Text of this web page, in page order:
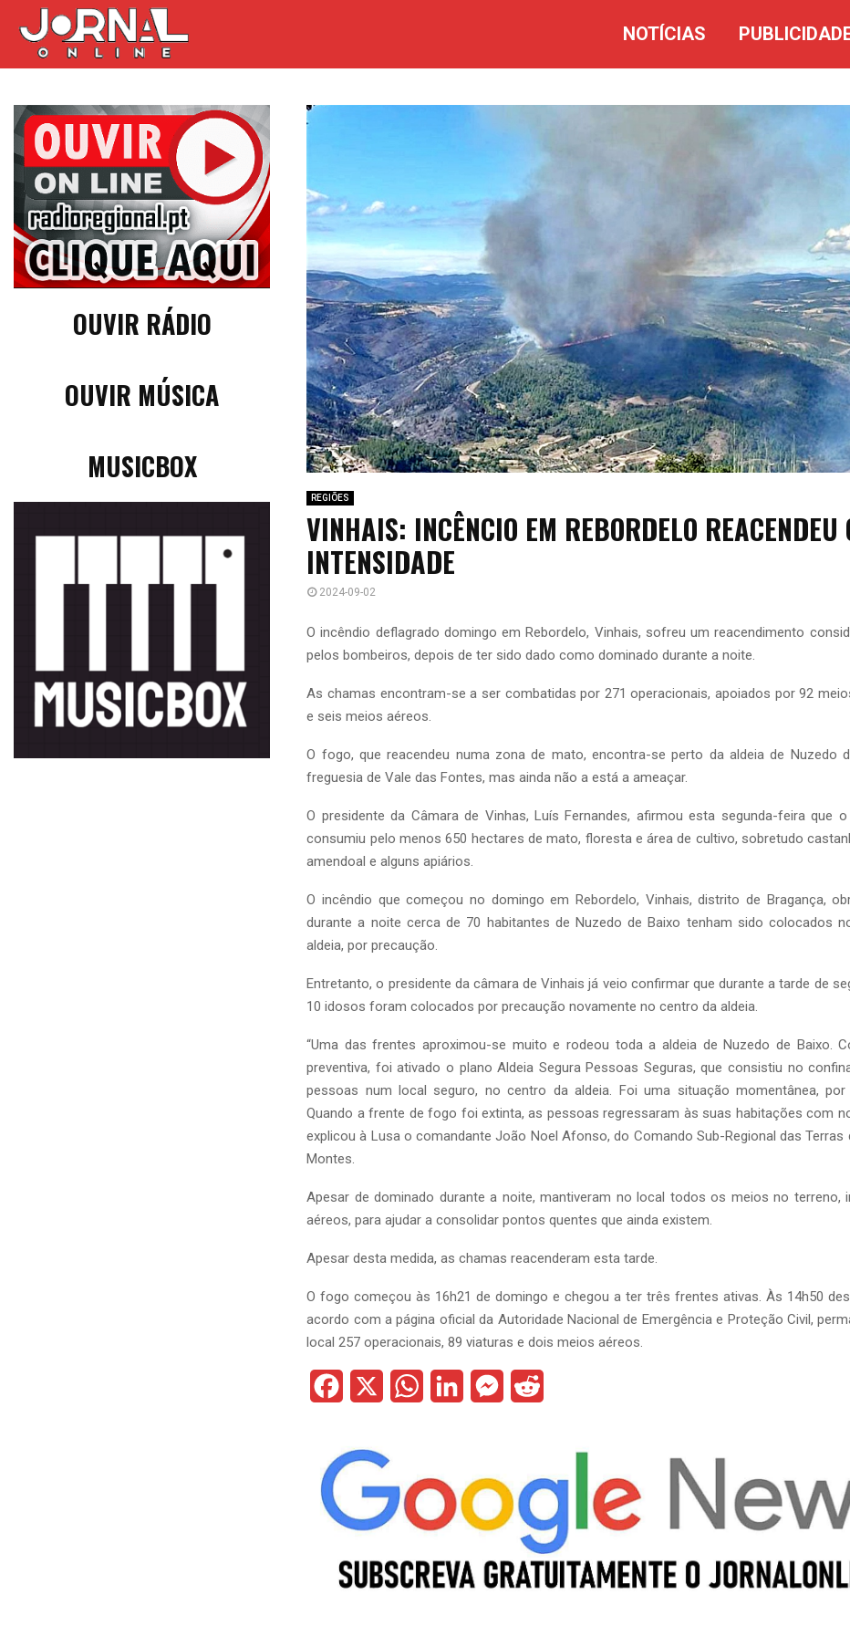
NOTÍCIAS
REGIÕES
VINHAIS: INCÊNCIO EM REBORDELO REACENDEU
INTENSIDADE
2024-09-02
O incêndio deflagrado domingo em Rebordelo, Vinhais, sofreu um reacendimento
pelos bombeiros, depois de ter sido dado como dominado durante a noite.
As chamas encontram-se a ser combatidas por 271 operacionais, apoiados por 92
e seis meios aéreos.
O fogo, que reacendeu numa zona de mato, encontra-se perto da aldeia de Nuzedo
freguesia de Vale das Fontes, mas ainda não a está a ameaçar.
O presidente da Câmara de Vinhas, Luís Fernandes, afirmou esta segunda-feira que
consumiu pelo menos 650 hectares de mato, floresta e área de cultivo, sobretudo
amendoal e alguns apiários.
O incêndio que começou no domingo em Rebordelo, Vinhais, distrito de Bragança,
durante a noite cerca de 70 habitantes de Nuzedo de Baixo tenham sido colocados
aldeia, por precaução.
Entretanto, o presidente da câmara de Vinhais já veio confirmar que durante a tarde de
10 idosos foram colocados por precaução novamente no centro da aldeia.
“Uma das frentes aproximou-se muito e rodeou toda a aldeia de Nuzedo de Baixo.
preventiva, foi ativado o plano Aldeia Segura Pessoas Seguras, que consistiu no
pessoas num local seguro, no centro da aldeia. Foi uma situação momentânea, por
Quando a frente de fogo foi extinta, as pessoas regressaram às suas habitações com
explicou à Lusa o comandante João Noel Afonso, do Comando Sub-Regional das Terras
Montes.
Apesar de dominado durante a noite, mantiveram no local todos os meios no terreno,
aéreos, para ajudar a consolidar pontos quentes que ainda existem.
Apesar desta medida, as chamas reacenderam esta tarde.
O fogo começou às 16h21 de domingo e chegou a ter três frentes ativas. Às 14h50
acordo com a página oficial da Autoridade Nacional de Emergência e Proteção Civil,
local 257 operacionais, 89 viaturas e dois meios aéreos.
c
b
o
W
t
s
p
k
e
I
M
s
e
g
d
i
t
OUVIR RÁDIO
OUVIR MÚSICA
MUSICBOX